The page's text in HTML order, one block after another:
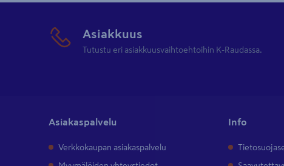
Asiakkuus
Tutustu eri asiakkuusvaihtoehtoihin K-Raudassa.
Asiakaspalvelu
Verkkokaupan asiakaspalvelu
Info